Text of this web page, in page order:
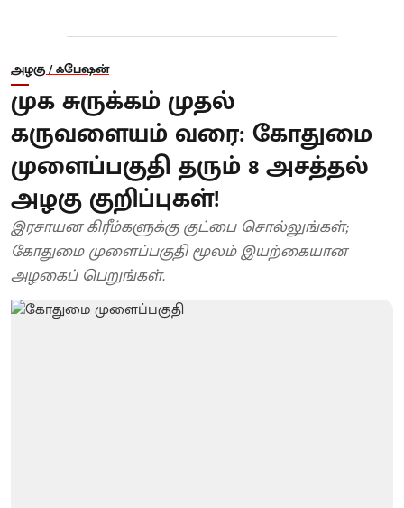
அழகு / ஃபேஷன்
முக சுருக்கம் முதல்
கருவளையம் வரை: கோதுமை
முளைப்பகுதி தரும் 8 அசத்தல்
அழகு குறிப்புகள்!
இரசாயன கிரீம்களுக்கு குட்பை சொல்லுங்கள்;
கோதுமை முளைப்பகுதி மூலம் இயற்கையான
அழகைப் பெறுங்கள்.